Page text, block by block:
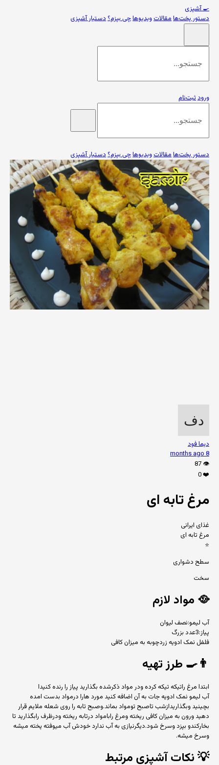
🍳آشپزی
دستور پخت‌هامقالاتویدیوهاچی بپزم؟دستیار آشپزی
ورودثبت‌نام
دستور پخت‌هامقالاتویدیوهاچی بپزم؟دستیار آشپزی
دیما فود
8 months ago
👁️
87
❤️
0
مرغ تابه ای
غذای ایرانی
مرغ تابه ای
⭐
سطح دشواری
سخت
🥘 مواد لازم
آب لیمو:نصف لیوان
پیاز:3عدد بزرگ
فلفل نمک ادویه زردچوبه به میزان کافی
👨‍🍳 طرز تهیه
ابتدا مرغ راتیکه تیکه کرده ودر مواد ذکرشده بگذارید پیاز را رنده کنیدا
آب لیمو نمک ادویه جات به آن اضافه کنید مورد هارا درمواد بدست امده
بچینید وبگذاریدازشب تاصبح تومواد بماند.وصبح تابه را روی شعله ملایم قرار
دهید ورون به میزان کافی ریخته ومرغ رابامواد درتابه ریخته ودرظرف رابگذارید تا
بخارکندو بپزد وسرخ شود.دیگرنیازی به آب ندارد خودش آب میوفته پخته میشه
وسرخ میشه.
💡نکات آشپزی مرتبط